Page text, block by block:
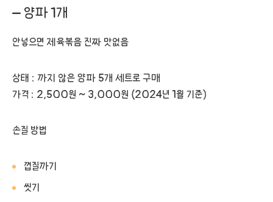
– 양파 1개
안넣으면 제육볶음 진짜 맛없음
상태 : 까지 않은 양파 5개 세트로 구매
가격 : 2,500원 ~ 3,000원 (2024년 1월 기준)
손질 방법
껍질까기
씻기